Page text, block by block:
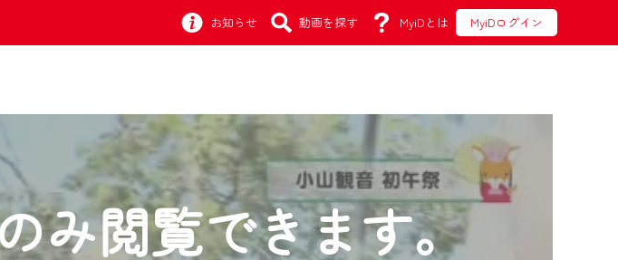
お知らせ 動画を探す MyiDとは MyiDログイン
み閲覧できます。
せ
ューアルします！